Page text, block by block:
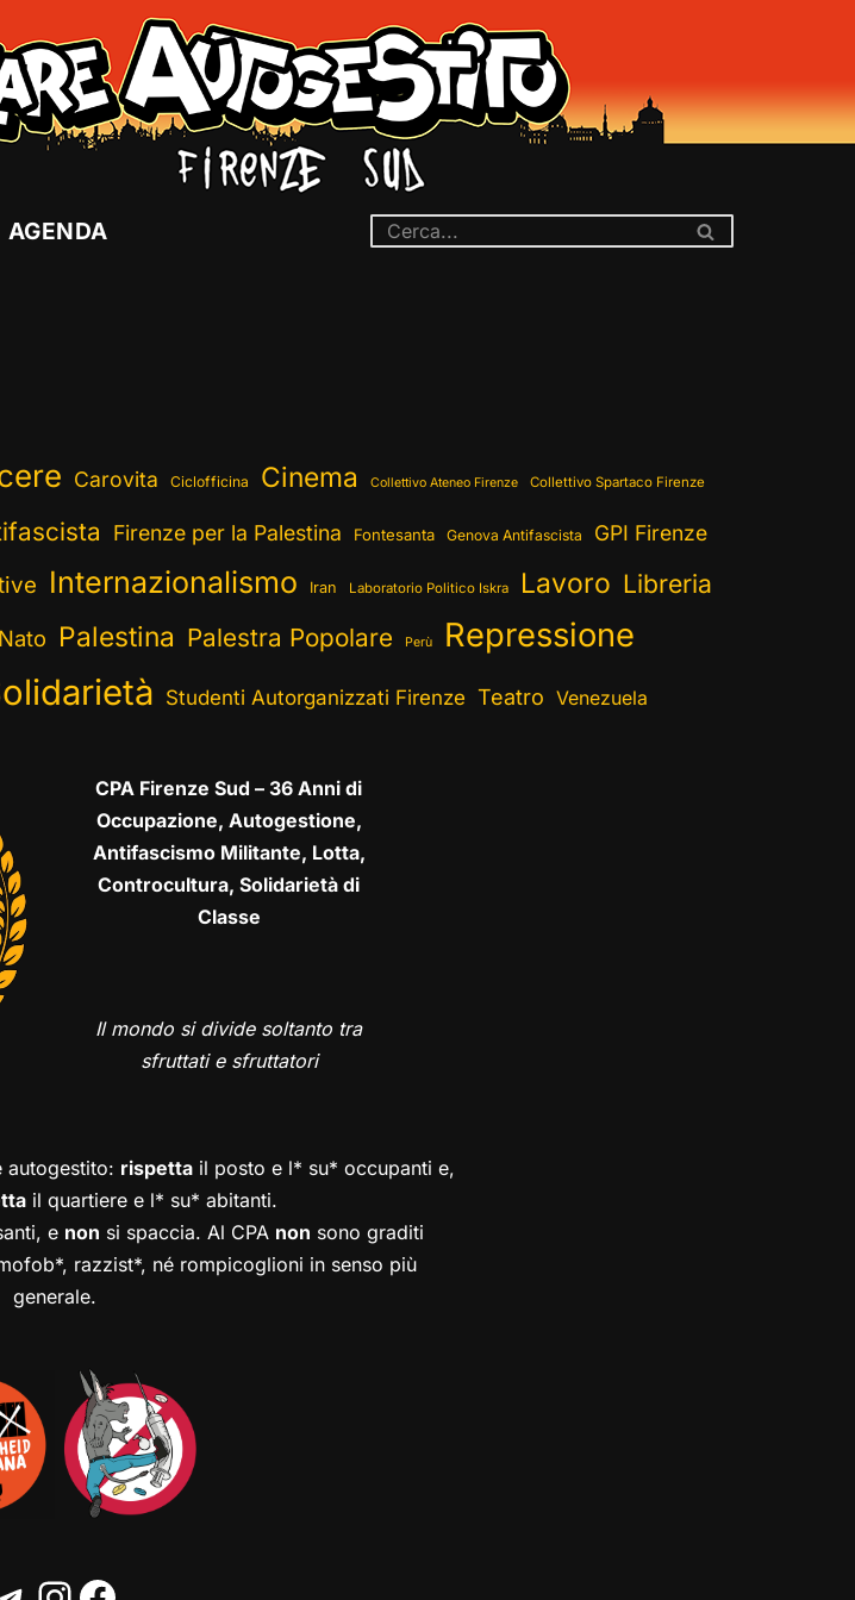
AGENDA
Carovita Ciclofficina Cinema Collettivo Ateneo Firenze Collettivo Spartaco Firenze
Firenze per la Palestina Fontesanta Genova Antifascista GPI Firenze
Internazionalismo Iran Laboratorio Politico Iskra Lavoro Libreria
Palestina Palestra Popolare Perù Repressione
Studenti Autorganizzati Firenze Teatro Venezuela
CPA Firenze Sud – 36 Anni di
Occupazione, Autogestione,
Antifascismo Militante, Lotta,
Controcultura, Solidarietà di
Classe
Il mondo si divide soltanto tra
sfruttati e sfruttatori
autogestito: rispettail posto e l* su* occupanti e,
il quartiere e l* su* abitanti.
e non si spaccia. Al CPA non sono graditi
razzist*, né rompicoglioni in senso più
generale.